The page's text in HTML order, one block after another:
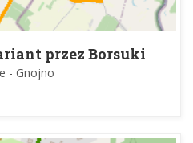
przez Borsuki
- Gnojno